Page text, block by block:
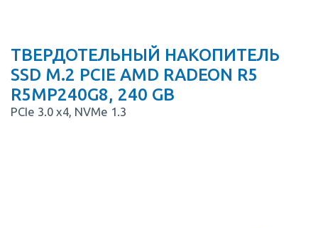
ТВЕРДОТЕЛЬНЫЙ НАКОПИТЕЛЬ
SSD M.2 PCIE AMD RADEON R5
R5MP240G8, 240 GB
PCIe 3.0 x4, NVMe 1.3